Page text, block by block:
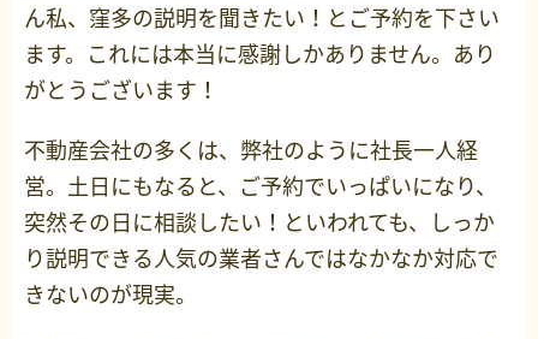
ん私、窪多の説明を聞きたい！とご予約を下さい
ます。これには本当に感謝しかありません。あり
がとうございます！
不動産会社の多くは、弊社のように社長一人経
営。土日にもなると、ご予約でいっぱいになり、
突然その日に相談したい！といわれても、しっか
り説明できる人気の業者さんではなかなか対応で
きないのが現実。